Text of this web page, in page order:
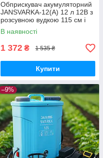
Обприскувач акумуляторний
JANSVARKA-12(А) 12 л 12В з
розсувною вудкою 115 см і
комплектом насадок
В наявності
1 372 ₴ 1 535 ₴
Купити
–9%